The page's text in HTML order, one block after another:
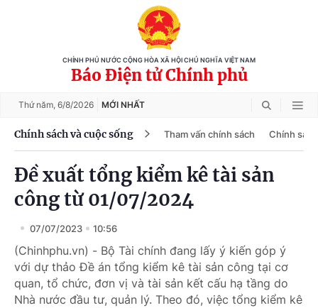
CHÍNH PHỦ NƯỚC CỘNG HÒA XÃ HỘI CHỦ NGHĨA VIỆT NAM
Báo Điện tử Chính phủ
Thứ năm, 6/8/2026 MỚI NHẤT
Chính sách và cuộc sống Tham vấn chính sách Chính
Đề xuất tổng kiểm kê tài sản
công từ 01/07/2024
07/07/2023 10:56
(Chinhphu.vn) - Bộ Tài chính đang lấy ý kiến góp ý
với dự thảo Đề án tổng kiểm kê tài sản công tại cơ
quan, tổ chức, đơn vị và tài sản kết cấu hạ tầng do
Nhà nước đầu tư, quản lý. Theo đó, việc tổng kiểm kê